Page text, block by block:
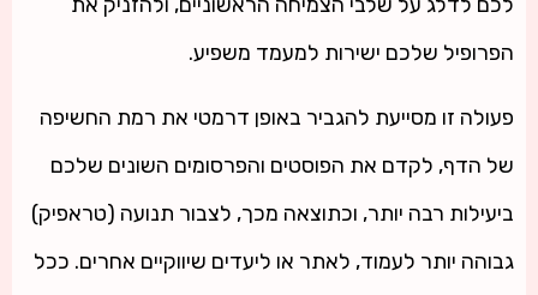
הפרופיל שלכם ישירות למעמד משפיע.
פעולה זו מסייעת להגביר באופן דרמטי את רמת החשיפה
של הדף, לקדם את הפוסטים והפרסומים השונים שלכם
ביעילות רבה יותר, וכתוצאה מכך, לצבור תנועה (טראפיק)
גבוהה יותר לעמוד, לאתר או ליעדים שיווקיים אחרים. ככל